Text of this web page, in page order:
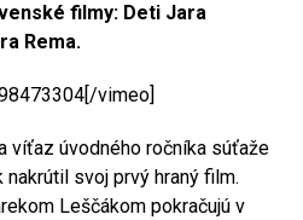
filmy: Deti Jara
Rema.
vimeo]
víťaz úvodného ročníka súťaže
svoj prvý hraný film.
Leščákom pokračujú v